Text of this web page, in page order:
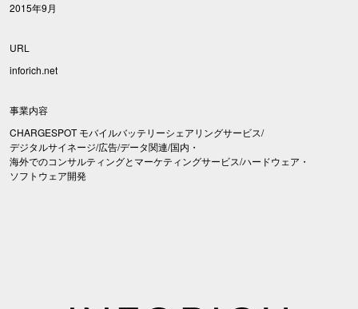
2015年9月
URL
inforich.net
事業内容
CHARGESPOT モバイルバッテリーシェアリングサービス/
デジタルサイネージ/広告/データ関連/国内・
海外でのコンサルティングとマーケティングサービス/ハードウェア・
ソフトウェア開発